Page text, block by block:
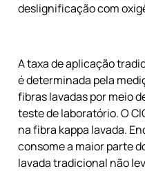
deslignificação com
A taxa de aplicação
é determinada pela
fibras lavadas por meio
teste de laboratório. O
na fibra kappa lavada.
consome a maior parte
lavada tradicional não